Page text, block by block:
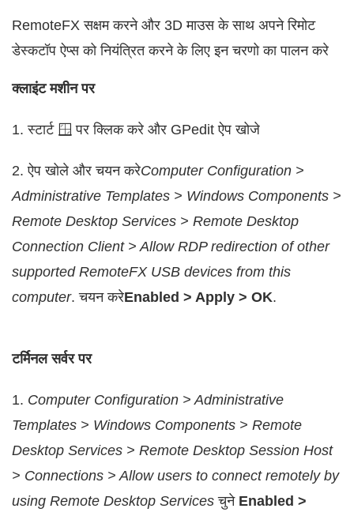
RemoteFX सक्षम करने और 3D माउस के साथ अपने रिमोट
डेस्कटॉप ऐप्स को नियंत्रित करने के लिए इन चरणो का पालन करे
क्लाइंट मशीन पर
1. स्टार्ट 🪟 पर क्लिक करे और GPedit ऐप खोजे
2. ऐप खोले और चयन करेComputer Configuration >
Administrative Templates > Windows Components >
Remote Desktop Services > Remote Desktop
Connection Client > Allow RDP redirection of other
supported RemoteFX USB devices from this
computer. चयन करेEnabled > Apply > OK.
टर्मिनल सर्वर पर
1. Computer Configuration > Administrative
Templates > Windows Components > Remote
Desktop Services > Remote Desktop Session Host
> Connections > Allow users to connect remotely by
using Remote Desktop Services चुने Enabled >